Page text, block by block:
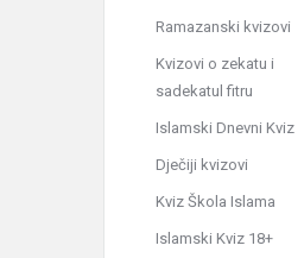
Ramazanski kvizovi
Kvizovi o zekatu i
sadekatul fitru
Islamski Dnevni Kviz
Dječiji kvizovi
Kviz Škola Islama
Islamski Kviz 18+